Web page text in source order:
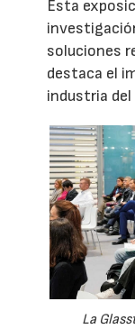
Esta
soluciones
destaca el
industria del
La